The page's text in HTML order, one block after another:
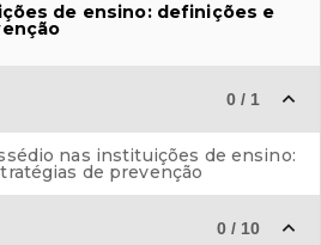
de ensino: definições e
0 / 1
nas instituições de ensino:
de prevenção
0/ 10